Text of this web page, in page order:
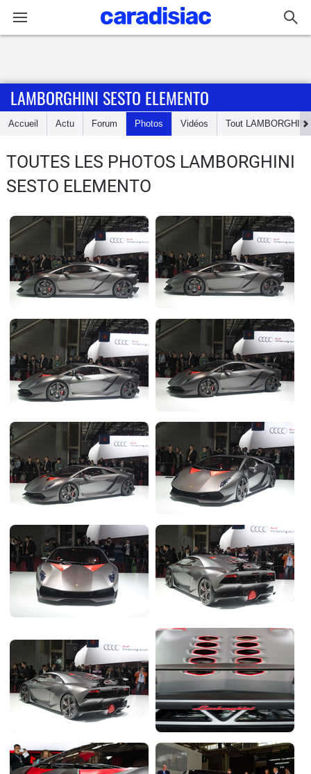
Accueil
Essais
d'achat
Electriques
Utilitaires
Flottes
Auto
Services
Moto
Marques
LAMBORGHINI SESTO ELEMENTO
Accueil Actu Forum Photos Vidéos Tout LAMBORGHINI
TOUTES LES PHOTOS LAMBORGHINI
SESTO ELEMENTO